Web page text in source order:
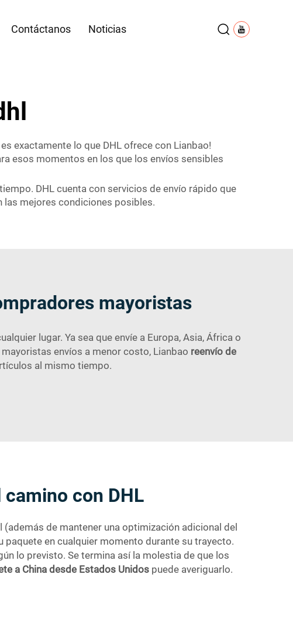
Contáctanos Noticias
exactamente lo que DHL ofrece con Lianbao!
esos momentos en los que los envíos sensibles
DHL cuenta con servicios de envío rápido que
las mejores condiciones posibles.
mayoristas
lugar. Ya sea que envíe a Europa, Asia, África o
envíos a menor costo, Lianbao reenvío de
al mismo tiempo.
con DHL
de mantener una optimización adicional del
en cualquier momento durante su trayecto.
lo previsto. Se termina así la molestia de que los
a China desde Estados Unidos puede averiguarlo.